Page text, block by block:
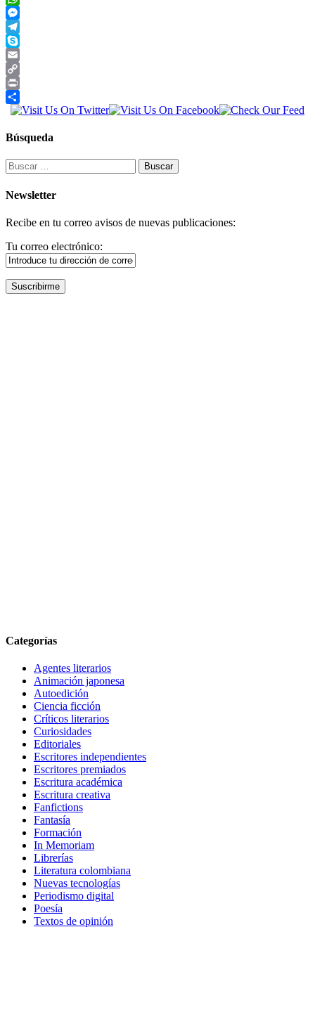
WhatsApp
Messenger
Telegram
Skype
Email
Copy
Link
Print
Compartir
Búsqueda
Buscar:
Newsletter
Recibe en tu correo avisos de nuevas publicaciones:
Tu correo electrónico:
Categorías
Agentes literarios
Animación japonesa
Autoedición
Ciencia ficción
Críticos literarios
Curiosidades
Editoriales
Escritores independientes
Escritores premiados
Escritura académica
Escritura creativa
Fanfictions
Fantasía
Formación
In Memoriam
Librerías
Literatura colombiana
Nuevas tecnologías
Periodismo digital
Poesía
Textos de opinión